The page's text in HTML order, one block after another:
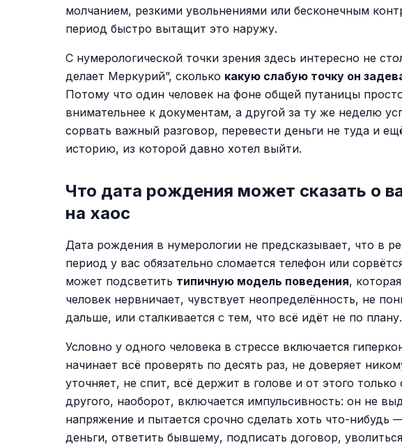
молчанием, резкими увольнениями или бесконечным
период быстро вытащит это наружу.
С нумерологической точки зрения здесь интересно не
делает Меркурий”, сколько какую слабую точку он
Потому что один человек на фоне общей путаницы
внимательнее к документам, а другой за ту же неделю
сорвать важный разговор, перевести деньги не туда и
историю, из которой давно хотел выйти.
Что дата рождения может сказать о
на хаос
Дата рождения в нумерологии не предсказывает, что в
период у вас обязательно сломается телефон или
может подсветить типичную модель поведения,
человек нервничает, чувствует неопределённость, не
дальше, или сталкивается с тем, что всё идёт не по плану.
Условно у одного человека в стрессе включается
начинает всё проверять по десять раз, не доверяет
уточняет, не спит, всё держит в голове и от этого только
другого, наоборот, включается импульсивность: он не
напряжение и пытается срочно сделать хоть что-нибудь
деньги, ответить бывшему, подписать договор,